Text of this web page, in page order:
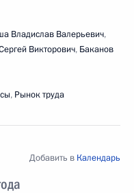
Владислав Валерьевич,
Викторович, Баканов
, Рынок труда
Добавить в Календарь